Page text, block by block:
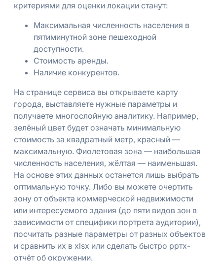
критериями для оценки локации станут:
Максимальная численность населения в
пятиминутной зоне пешеходной
доступности.
Стоимость аренды.
Наличие конкурентов.
На странице сервиса вы открываете карту
города, выставляете нужные параметры и
получаете многослойную аналитику. Например,
зелёный цвет будет означать минимальную
стоимость за квадратный метр, красный —
максимальную. Фиолетовая зона — наибольшая
численность населения, жёлтая — наименьшая.
На основе этих данных останется лишь выбрать
оптимальную точку. Либо вы можете очертить
зону от объекта коммерческой недвижимости
или интересуемого здания (до пяти видов зон в
зависимости от специфики портрета аудитории),
посчитать разные параметры от разных объектов
и сравнить их в xlsx или сделать быстро рртх-
отчёт об окружении.